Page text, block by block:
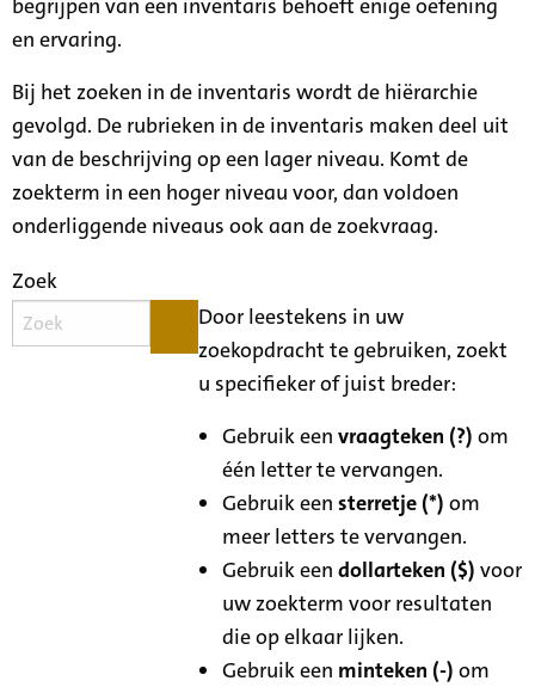
en ervaring.
Bij het zoeken in de inventaris wordt de hiërarchie
gevolgd. De rubrieken in de inventaris maken deel uit
van de beschrijving op een lager niveau. Komt de
zoekterm in een hoger niveau voor, dan voldoen
onderliggende niveaus ook aan de zoekvraag.
Zoek
Door leestekens in uw
zoekopdracht te gebruiken, zoekt
u specifieker of juist breder:
Gebruik eenvraagteken (?) om
één letter te vervangen.
Gebruik eensterretje (*) om
meer letters te vervangen.
Gebruik eendollarteken ($) voor
uw zoekterm voor resultaten
die op elkaar lijken.
Gebruik een minteken (-) om